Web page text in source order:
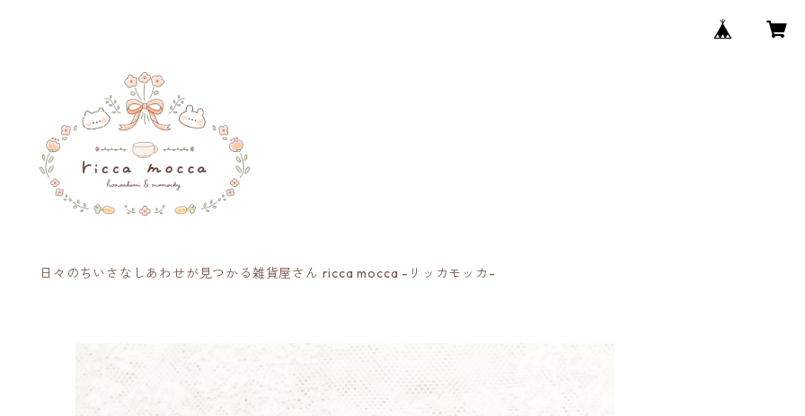
日々のちいさなしあわせが見つかる雑貨屋さん ricca mocca -リッカモッカ-